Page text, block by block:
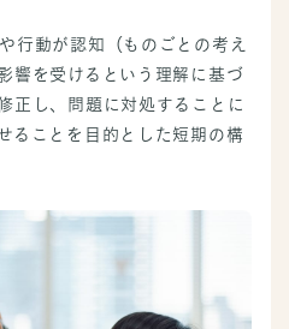
行動が認知（ものごとの考え
響を受けるという理解に基づ
正し、問題に対処することに
ることを目的とした短期の構